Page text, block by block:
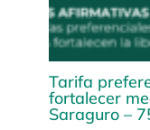
Tarifa
fortalecer
Saraguro –